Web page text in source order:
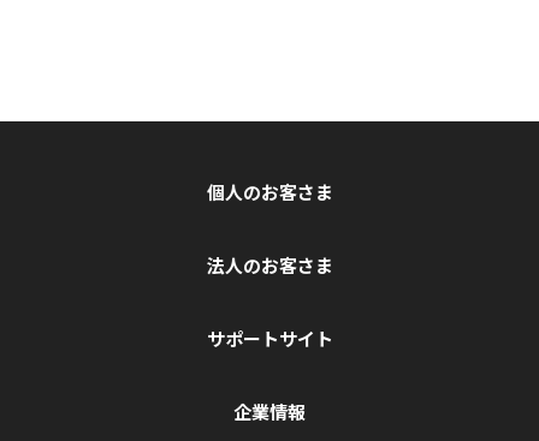
個人のお客さま
法人のお客さま
サポートサイト
企業情報